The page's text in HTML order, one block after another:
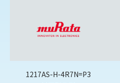
1217AS-H-4R7N=P3